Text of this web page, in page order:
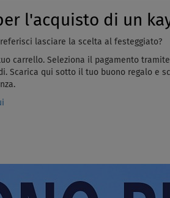
l'acquisto di un
lasciare la scelta al festeggiato?
carrello. Seleziona il pagamento
Scarica qui sotto il tuo buono regalo e